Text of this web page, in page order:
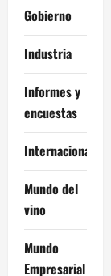
Gobierno
Industria
Informes y
encuestas
Internacional
Mundo del
vino
Mundo
Empresarial